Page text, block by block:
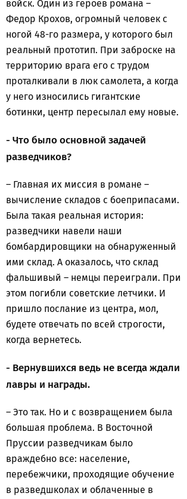
войск. Один из героев романа –
Федор Крохов, огромный человек с
ногой 48-го размера, у которого был
реальный прототип. При заброске на
территорию врага его с трудом
проталкивали в люк самолета, а когда
у него износились гигантские
ботинки, центр пересылал ему новые.
- Что было основной задачей
разведчиков?
– Главная их миссия в романе –
вычисление складов с боеприпасами.
Была такая реальная история:
разведчики навели наши
бомбардировщики на обнаруженный
ими склад. А оказалось, что склад
фальшивый – немцы переиграли. При
этом погибли советские летчики. И
пришло послание из центра, мол,
будете отвечать по всей строгости,
когда вернетесь.
- Вернувшихся ведь не всегда ждали
лавры и награды.
– Это так. Но и с возвращением была
большая проблема. В Восточной
Пруссии разведчикам было
враждебно все: население,
перебежчики, проходящие обучение
в разведшколах и облаченные в